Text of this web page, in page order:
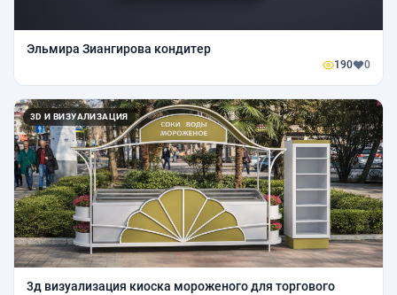
Эльмира Зиангирова кондитер
190 0
3D И ВИЗУАЛИЗАЦИЯ
3д визуализация киоска мороженого для торгового